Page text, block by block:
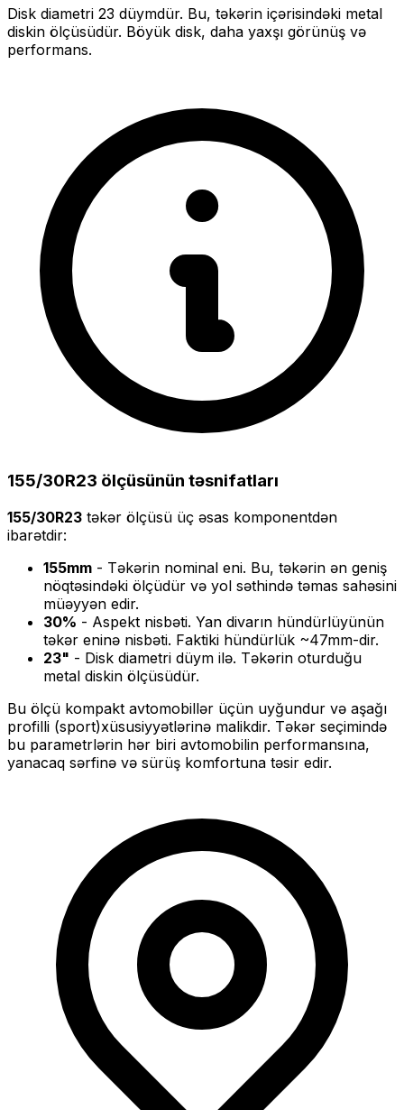
Disk diametri 23 düymdür. Bu, təkərin içərisindəki metal
diskin ölçüsüdür. Böyük disk, daha yaxşı görünüş və
performans.
155/30R23 ölçüsünün təsnifatları
155/30R23 təkər ölçüsü üç əsas komponentdən
ibarətdir:
155mm - Təkərin nominal eni. Bu, təkərin ən geniş
nöqtəsindəki ölçüdür və yol səthində təmas sahəsini
müəyyən edir.
30% - Aspekt nisbəti. Yan divarın hündürlüyünün
təkər eninə nisbəti. Faktiki hündürlük ~47mm-dir.
23" - Disk diametri düym ilə. Təkərin oturduğu
metal diskin ölçüsüdür.
Bu ölçü kompakt avtomobillər üçün uyğundur və aşağı
profilli (sport)xüsusiyyətlərinə malikdir. Təkər seçimində
bu parametrlərin hər biri avtomobilin performansına,
yanacaq sərfinə və sürüş komfortuna təsir edir.